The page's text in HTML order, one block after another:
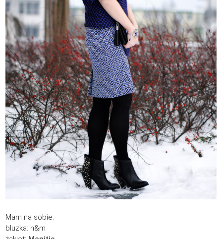
Mam na sobie:
bluzka: h&m